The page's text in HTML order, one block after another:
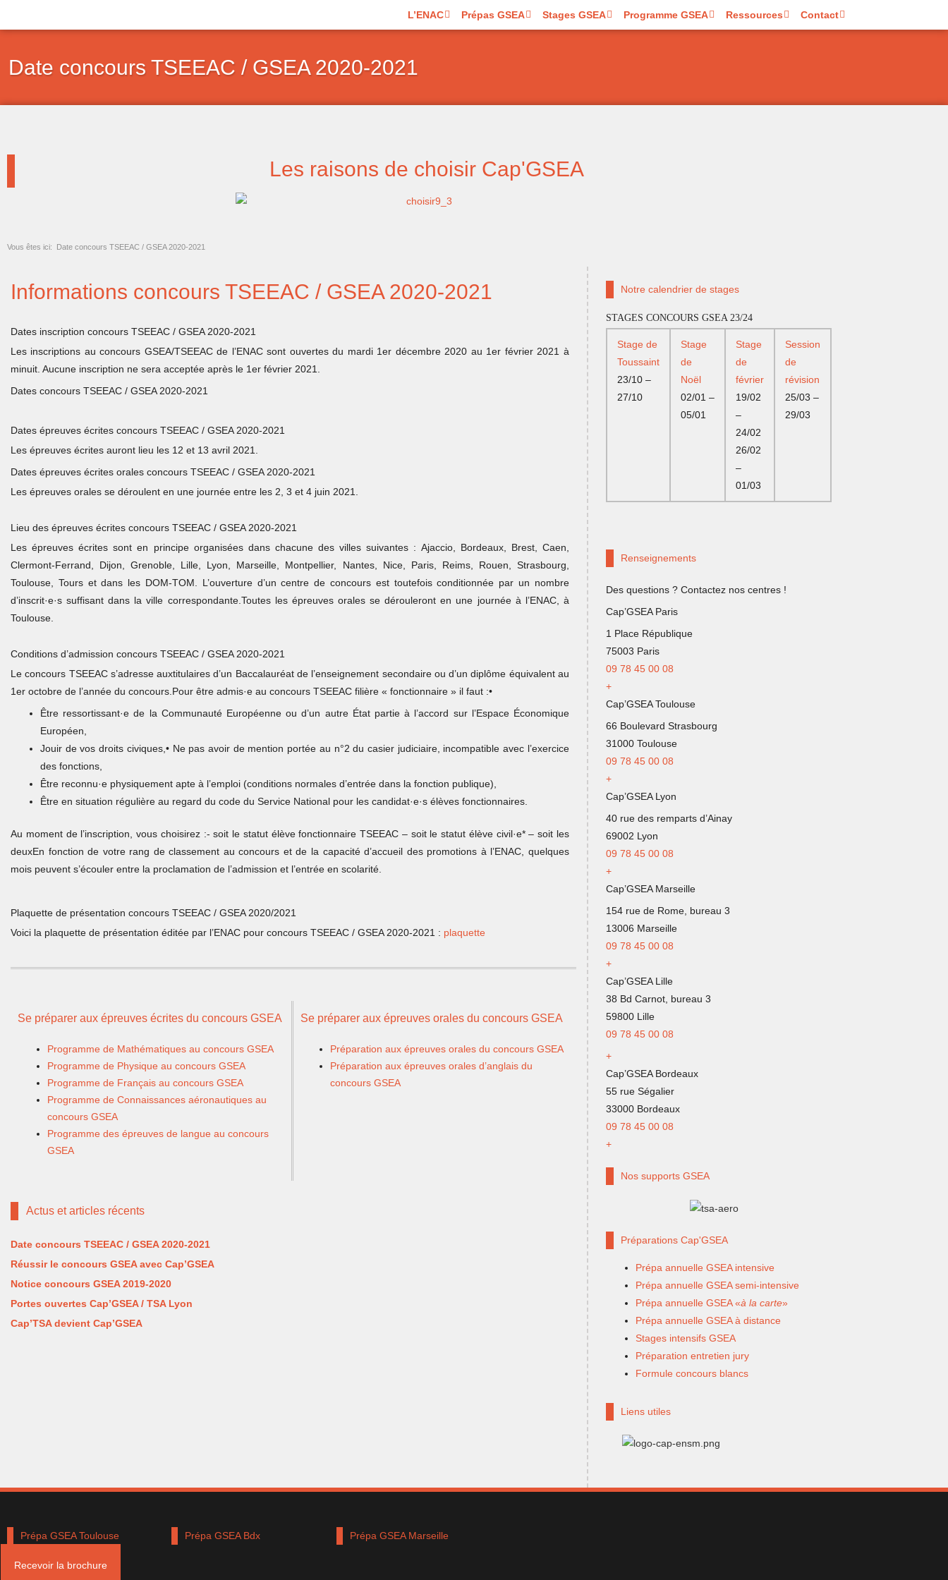
L’ENAC Prépas GSEA Stages GSEA Programme GSEA Ressources Contact
Date concours TSEEAC / GSEA 2020-2021
Les raisons de choisir Cap'GSEA
Vous êtes ici: Date concours TSEEAC / GSEA 2020-2021
Informations concours TSEEAC / GSEA 2020-2021
Dates inscription concours TSEEAC / GSEA 2020-2021
Les inscriptions au concours GSEA/TSEEAC de l’ENAC sont ouvertes du mardi 1er décembre 2020 au 1er février 2021 à
minuit. Aucune inscription ne sera acceptée après le 1er février 2021.
Dates concours TSEEAC / GSEA 2020-2021
Dates épreuves écrites concours TSEEAC / GSEA 2020-2021
Les épreuves écrites auront lieu les 12 et 13 avril 2021.
Dates épreuves écrites orales concours TSEEAC / GSEA 2020-2021
Les épreuves orales se déroulent en une journée entre les 2, 3 et 4 juin 2021.
Lieu des épreuves écrites concours TSEEAC / GSEA 2020-2021
Les épreuves écrites sont en principe organisées dans chacune des villes suivantes : Ajaccio, Bordeaux, Brest, Caen,
Clermont-Ferrand, Dijon, Grenoble, Lille, Lyon, Marseille, Montpellier, Nantes, Nice, Paris, Reims, Rouen, Strasbourg,
Toulouse, Tours et dans les DOM-TOM. L’ouverture d’un centre de concours est toutefois conditionnée par un nombre
d’inscrit·e·s suffisant dans la ville correspondante.Toutes les épreuves orales se dérouleront en une journée à l’ENAC, à
Toulouse.
Conditions d’admission concours TSEEAC / GSEA 2020-2021
Le concours TSEEAC s’adresse auxtitulaires d’un Baccalauréat de l’enseignement secondaire ou d’un diplôme équivalent au
1er octobre de l’année du concours.Pour être admis·e au concours TSEEAC filière « fonctionnaire » il faut :•
Être ressortissant·e de la Communauté Européenne ou d’un autre État partie à l’accord sur l’Espace Économique
Européen,
Jouir de vos droits civiques,• Ne pas avoir de mention portée au n°2 du casier judiciaire, incompatible avec l’exercice
des fonctions,
Être reconnu·e physiquement apte à l’emploi (conditions normales d’entrée dans la fonction publique),
Être en situation régulière au regard du code du Service National pour les candidat·e·s élèves fonctionnaires.
Au moment de l’inscription, vous choisirez :- soit le statut élève fonctionnaire TSEEAC – soit le statut élève civil·e* – soit les
deuxEn fonction de votre rang de classement au concours et de la capacité d’accueil des promotions à l’ENAC, quelques
mois peuvent s’écouler entre la proclamation de l’admission et l’entrée en scolarité.
Plaquette de présentation concours TSEEAC / GSEA 2020/2021
Voici la plaquette de présentation éditée par l’ENAC pour concours TSEEAC / GSEA 2020-2021 : plaquette
Se préparer aux épreuves écrites du concours GSEA
Programme de Mathématiques au concours GSEA
Programme de Physique au concours GSEA
Programme de Français au concours GSEA
Programme de Connaissances aéronautiques au
concours GSEA
Programme des épreuves de langue au concours
GSEA
Se préparer aux épreuves orales du concours GSEA
Préparation aux épreuves orales du concours GSEA
Préparation aux épreuves orales d’anglais du
concours GSEA
Actus et articles récents
Date concours TSEEAC / GSEA 2020-2021
Réussir le concours GSEA avec Cap’GSEA
Notice concours GSEA 2019-2020
Portes ouvertes Cap’GSEA / TSA Lyon
Cap’TSA devient Cap’GSEA
Notre calendrier de stages
STAGES CONCOURS GSEA 23/24
Stage de
Toussaint
23/10 –
27/10
Stage
de
Noël
02/01 –
05/01
Stage
de
février
19/02
–
24/02
26/02
–
01/03
Session
de
révision
25/03 –
29/03
Renseignements
Des questions ? Contactez nos centres !
Cap’GSEA Paris
1 Place République
75003 Paris
09 78 45 00 08
+
Cap’GSEA Toulouse
66 Boulevard Strasbourg
31000 Toulouse
09 78 45 00 08
+
Cap’GSEA Lyon
40 rue des remparts d’Ainay
69002 Lyon
09 78 45 00 08
+
Cap’GSEA Marseille
154 rue de Rome, bureau 3
13006 Marseille
09 78 45 00 08
+
Cap’GSEA Lille
38 Bd Carnot, bureau 3
59800 Lille
09 78 45 00 08
+
Cap’GSEA Bordeaux
55 rue Ségalier
33000 Bordeaux
09 78 45 00 08
+
Nos supports GSEA
Préparations Cap'GSEA
Prépa annuelle GSEA intensive
Prépa annuelle GSEA semi-intensive
Prépa annuelle GSEA «à la carte»
Prépa annuelle GSEA à distance
Stages intensifs GSEA
Préparation entretien jury
Formule concours blancs
Liens utiles
Prépa GSEA Toulouse Prépa GSEA Bdx Prépa GSEA Marseille
Recevoir la brochure